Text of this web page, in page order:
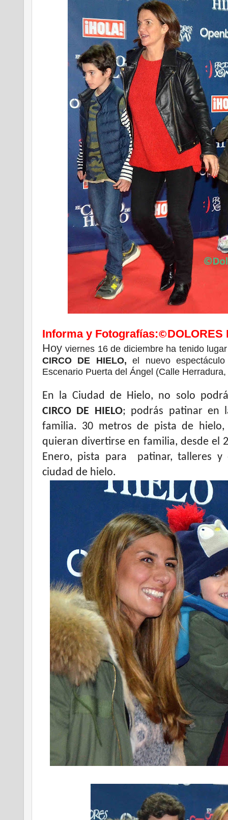
Informa y Fotografías:©DOLORES
Hoyviernes 16 de diciembre ha tenido
CIRCO DE HIELO, el nuevo
Escenario Puerta del Ángel (Calle Herradura,
En la Ciudad de Hielo, no solo
CIRCO DE HIELO; podrás patinar en
familia. 30 metros de pista de
quieran divertirse en familia, desde el
Enero, pista para patinar, talleres y
ciudad de hielo.